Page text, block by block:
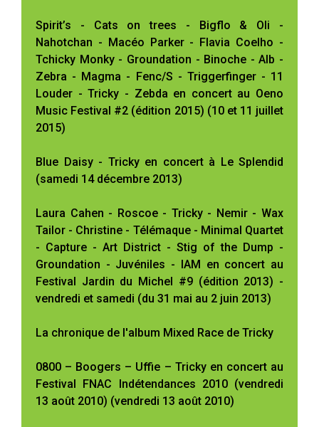
Spirit’s - Cats on trees - Bigflo & Oli -
Nahotchan - Macéo Parker - Flavia Coelho -
Tchicky Monky - Groundation - Binoche - Alb -
Zebra - Magma - Fenc/S - Triggerfinger - 11
Louder - Tricky - Zebda en concert au Oeno
Music Festival #2 (édition 2015) (10 et 11 juillet
2015)
Blue Daisy - Tricky en concert à Le Splendid
(samedi 14 décembre 2013)
Laura Cahen - Roscoe - Tricky - Nemir - Wax
Tailor - Christine - Télémaque - Minimal Quartet
- Capture - Art District - Stig of the Dump -
Groundation - Juvéniles - IAM en concert au
Festival Jardin du Michel #9 (édition 2013) -
vendredi et samedi (du 31 mai au 2 juin 2013)
La chronique de l'album Mixed Race de Tricky
0800 – Boogers – Uffie – Tricky en concert au
Festival FNAC Indétendances 2010 (vendredi
13 août 2010) (vendredi 13 août 2010)